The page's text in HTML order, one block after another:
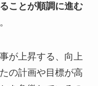
ことが順調に進む
が上昇する、向上
の計画や目標が高